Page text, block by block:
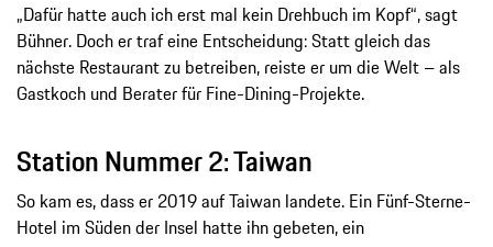
„Dafür hatte auch ich erst mal kein Drehbuch im Kopf“, sagt
Bühner. Doch er traf eine Entscheidung: Statt gleich das
nächste Restaurant zu betreiben, reiste er um die Welt – als
Gastkoch und Berater für Fine-Dining-Projekte.
Station Nummer 2: Taiwan
So kam es, dass er 2019 auf Taiwan landete. Ein Fünf-Sterne-
Hotel im Süden der Insel hatte ihn gebeten, ein